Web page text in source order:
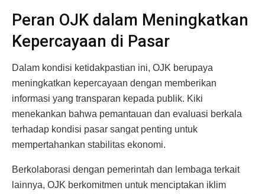
Peran OJK dalam Meningkatkan
Kepercayaan di Pasar
Dalam kondisi ketidakpastian ini, OJK berupaya
meningkatkan kepercayaan dengan memberikan
informasi yang transparan kepada publik. Kiki
menekankan bahwa pemantauan dan evaluasi berkala
terhadap kondisi pasar sangat penting untuk
mempertahankan stabilitas ekonomi.
Berkolaborasi dengan pemerintah dan lembaga terkait
lainnya, OJK berkomitmen untuk menciptakan iklim